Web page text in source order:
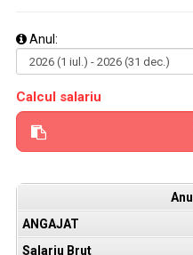
Anul:
Calcul salariu
Anul
ANGAJAT
Salariu Brut